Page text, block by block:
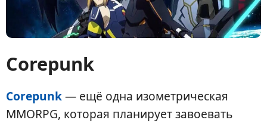
Corepunk
Corepunk— ещё одна изометрическая
MMORPG, которая планирует завоевать